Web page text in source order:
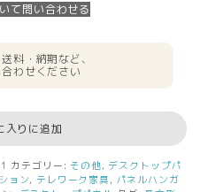
て問い合わせる
料・納期など、
わせください
入りに追加
カテゴリー:その他, デスクトップパ
ョン, テレワーク家具 , パネルハンガ